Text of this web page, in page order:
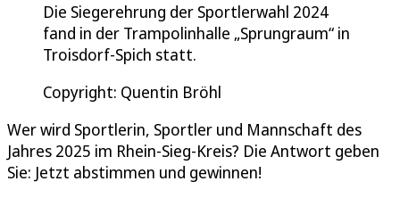
Die Siegerehrung der Sportlerwahl 2024
fand in der Trampolinhalle „Sprungraum“ in
Troisdorf-Spich statt.
Copyright: Quentin Bröhl
Wer wird Sportlerin, Sportler und Mannschaft des
Jahres 2025 im Rhein-Sieg-Kreis? Die Antwort geben
Sie: Jetzt abstimmen und gewinnen!